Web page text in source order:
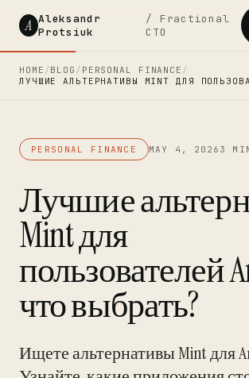
A Aleksandr
Protsiuk
/ Fractional
CTO
HOME /BLOG / PERSONAL FINANCE /
ЛУЧШИЕ АЛЬТЕРНАТИВЫ MINT ДЛЯ
PERSONAL FINANCE MAY 4, 2026 3
Лучшие
Mint для
пользователей
что выбрать?
Ищете альтернативы Mint для